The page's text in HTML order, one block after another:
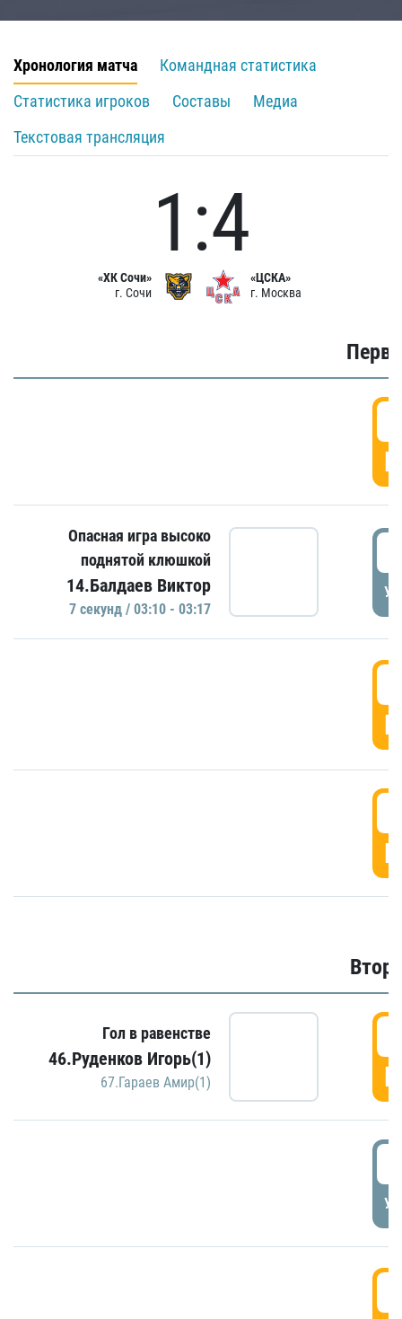
Хронология матча
Командная статистика
Статистика игроков
Составы
Медиа
Текстовая трансляция
«ХК Сочи»
г. Сочи
1:4
«ЦСКА»
г. Москва
Опасная игра высоко
поднятой клюшкой
14.Балдаев Виктор
7 секунд / 03:10 - 03:17
Гол в равенстве
46.Руденков Игорь(1)
67.Гараев Амир(1)